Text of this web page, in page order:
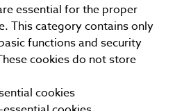
essential for the proper
This category contains only
functions and security
cookies do not store
cookies